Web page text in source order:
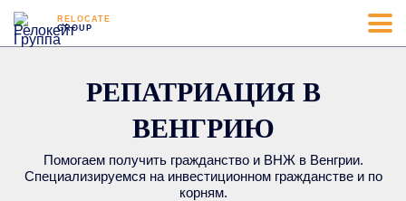
RELOCATE
GROUP
РЕПАТРИАЦИЯ В
ВЕНГРИЮ
Помогаем получить гражданство и ВНЖ в Венгрии.
Специализируемся на инвестиционном гражданстве и по
корням.